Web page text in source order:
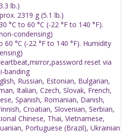
lb.)
2319 g (5.1 lb.)
°C to 60 °C (-22 °F to 140 °F).
condensing)
60 °C (-22 °F to 140 °F). Humidity
reset via
banding
Russian, Estonian, Bulgarian,
Italian, Czech, Slovak, French,
Spanish, Romanian, Danish,
Croatian, Slovenian, Serbian,
Chinese, Thai, Vietnamese,
Portuguese (Brazil), Ukrainian